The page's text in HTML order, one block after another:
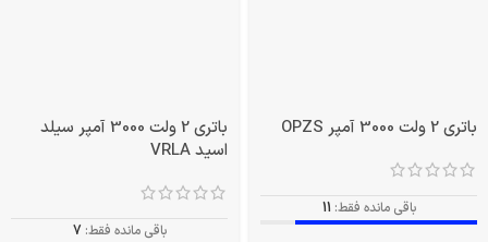
باتری 2 ولت 3000 آمپر OPZS
باقی مانده فقط: 11
باتری 2 ولت 3000 آمپر سیلد
اسید VRLA
باقی مانده فقط: 7